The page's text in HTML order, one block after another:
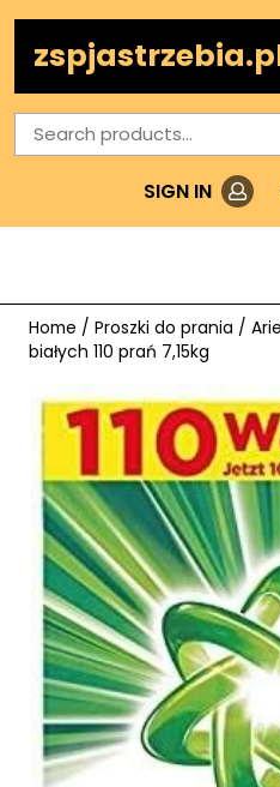
content
Search
for:
SIGN IN
Home / Proszki do prania /
białych 110 prań 7,15kg